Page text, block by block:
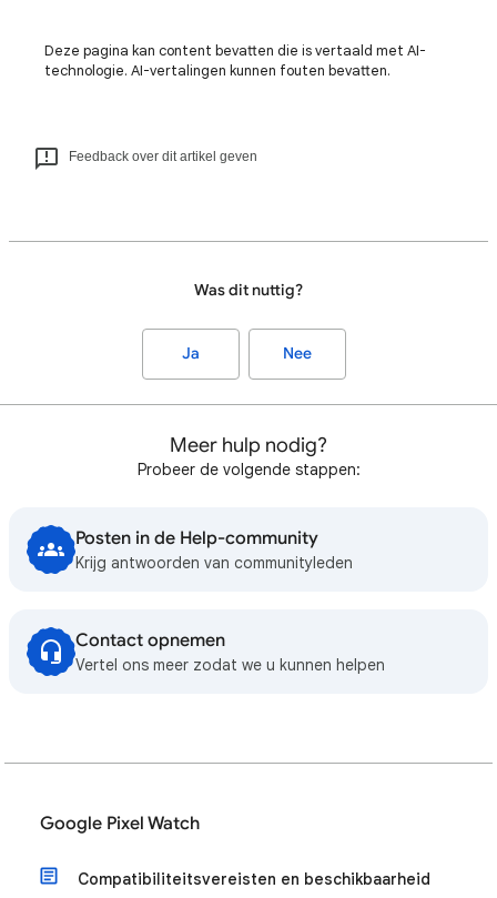
Deze pagina kan content bevatten die is vertaald met AI-
technologie. AI-vertalingen kunnen fouten bevatten.
Feedback over dit artikel geven
Was dit nuttig?
Ja Nee
Meer hulp nodig?
Probeer de volgende stappen:
Posten in de Help-community
Krijg antwoorden van communityleden
Contact opnemen
Vertel ons meer zodat we u kunnen helpen
Google Pixel Watch
Compatibiliteitsvereisten en beschikbaarheid